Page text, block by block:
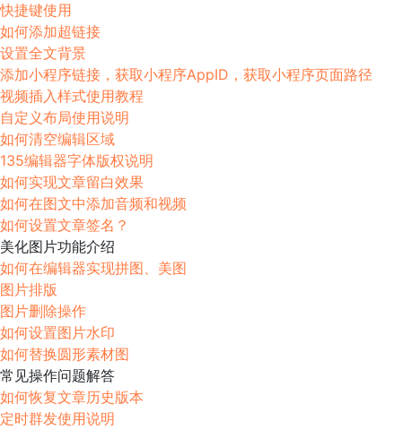
快捷键使用
如何添加超链接
设置全文背景
添加小程序链接，获取小程序AppID，获取小程序页面路径
视频插入样式使用教程
自定义布局使用说明
如何清空编辑区域
135编辑器字体版权说明
如何实现文章留白效果
如何在图文中添加音频和视频
如何设置文章签名？
美化图片功能介绍
如何在编辑器实现拼图、美图
图片排版
图片删除操作
如何设置图片水印
如何替换圆形素材图
常见操作问题解答
如何恢复文章历史版本
定时群发使用说明